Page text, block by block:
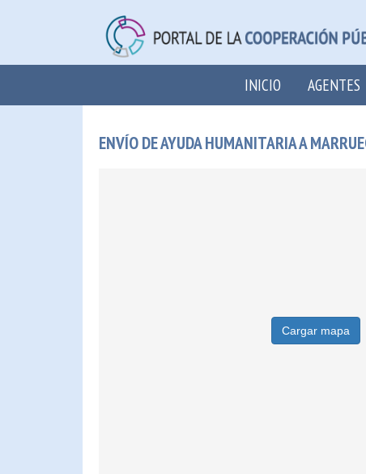
INICIO AGENTES
ENVÍO DE AYUDA HUMANITARIA A
Cargar mapa